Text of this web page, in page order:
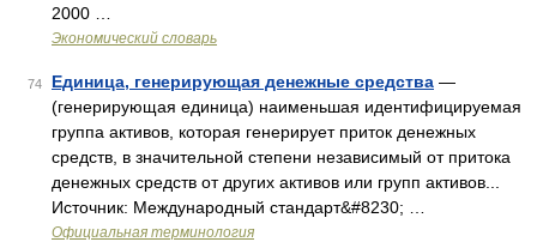
2000 …
Экономический словарь
74 Единица, генерирующая денежные средства —
(генерирующая единица) наименьшая идентифицируемая
группа активов, которая генерирует приток денежных
средств, в значительной степени независимый от притока
денежных средств от других активов или групп активов...
Источник: Международный стандарт&#8230; …
Официальная терминология